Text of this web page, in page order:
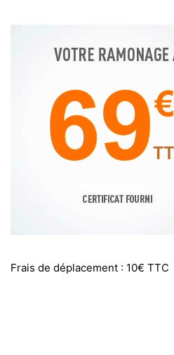
Frais de déplacement : 10€ TTC